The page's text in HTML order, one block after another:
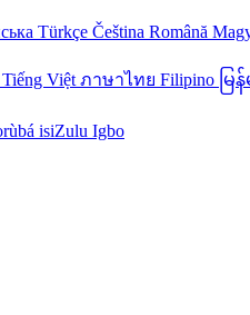
Türkçe Čeština Română
Tiếng Việt ภาษาไทย Filipino မြ
isiZulu Igbo